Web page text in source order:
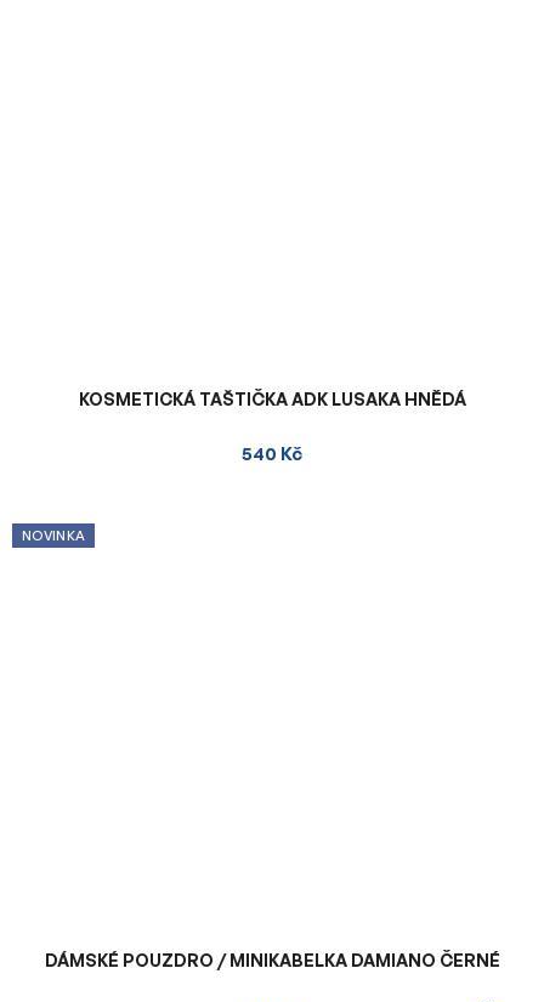
KOSMETICKÁ TAŠTIČKA ADK LUSAKA HNĚDÁ
540 Kč
NOVINKA
DÁMSKÉ POUZDRO / MINIKABELKA DAMIANO ČERNÉ